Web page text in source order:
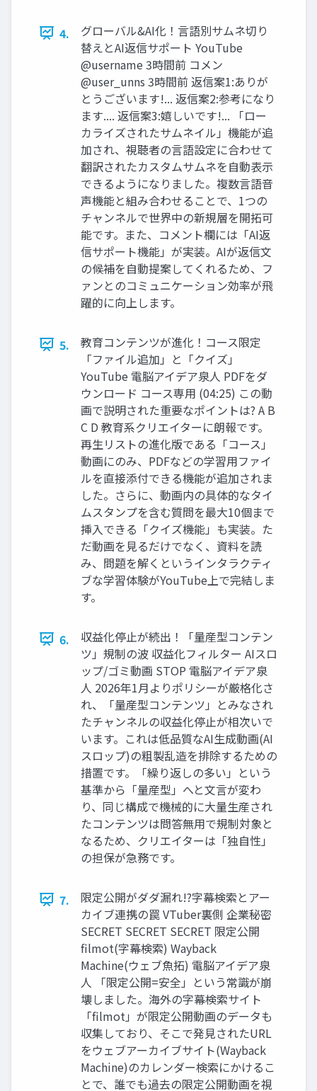
4.
グローバル&AI化！言語別サムネ切り
替えとAI返信サポート YouTube
@username 3時間前 コメン
@user_unns 3時間前 返信案1:ありが
とうございます!... 返信案2:参考になり
ます.... 返信案3:嬉しいです!... 「ロー
カライズされたサムネイル」機能が追
加され、視聴者の言語設定に合わせて
翻訳されたカスタムサムネを自動表示
できるようになりました。複数言語音
声機能と組み合わせることで、1つの
チャンネルで世界中の新規層を開拓可
能です。また、コメント欄には「AI返
信サポート機能」が実装。AIが返信文
の候補を自動提案してくれるため、フ
ァンとのコミュニケーション効率が飛
躍的に向上します。
5.
教育コンテンツが進化！コース限定
「ファイル追加」と「クイズ」
YouTube 電脳アイデア泉人 PDFをダ
ウンロード コース専用 (04:25) この動
画で説明された重要なポイントは? A B
C D 教育系クリエイターに朗報です。
再生リストの進化版である「コース」
動画にのみ、PDFなどの学習用ファイ
ルを直接添付できる機能が追加されま
した。さらに、動画内の具体的なタイ
ムスタンプを含む質問を最大10個まで
挿入できる「クイズ機能」も実装。た
だ動画を見るだけでなく、資料を読
み、問題を解くというインタラクティ
ブな学習体験がYouTube上で完結しま
す。
6.
収益化停止が続出！「量産型コンテン
ツ」規制の波 収益化フィルター AIスロ
ップ/ゴミ動画 STOP 電脳アイデア泉
人 2026年1月よりポリシーが厳格化さ
れ、「量産型コンテンツ」とみなされ
たチャンネルの収益化停止が相次いで
います。これは低品質なAI生成動画(AI
スロップ)の粗製乱造を排除するための
措置です。「繰り返しの多い」という
基準から「量産型」へと文言が変わ
り、同じ構成で機械的に大量生産され
たコンテンツは問答無用で規制対象と
なるため、クリエイターは「独自性」
の担保が急務です。
7.
限定公開がダダ漏れ!?字幕検索とアー
カイブ連携の罠 VTuber裏側 企業秘密
SECRET SECRET SECRET 限定公開
filmot(字幕検索) Wayback
Machine(ウェブ魚拓) 電脳アイデア泉
人 「限定公開=安全」という常識が崩
壊しました。海外の字幕検索サイト
「filmot」が限定公開動画のデータも
収集しており、そこで発見されたURL
をウェブアーカイブサイト(Wayback
Machine)のカレンダー検索にかけるこ
とで、誰でも過去の限定公開動画を視